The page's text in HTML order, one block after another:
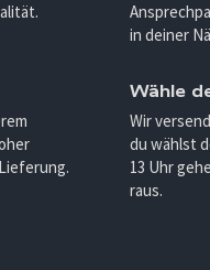
in deiner
Wähle
Wir
du wählst
13 Uhr
raus.